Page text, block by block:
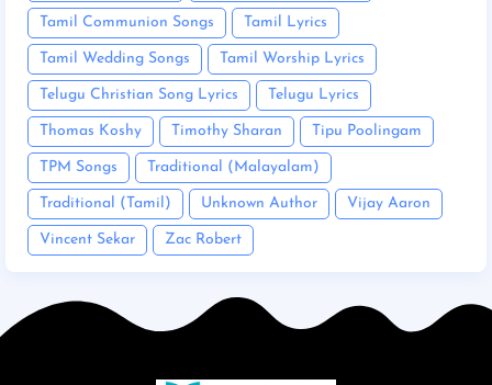
Tamil Communion Songs Tamil Lyrics
Tamil Wedding Songs Tamil Worship Lyrics
Telugu Christian Song Lyrics Telugu Lyrics
Thomas Koshy Timothy Sharan Tipu Poolingam
TPM Songs Traditional (Malayalam)
Traditional (Tamil) Unknown Author Vijay Aaron
Vincent Sekar Zac Robert